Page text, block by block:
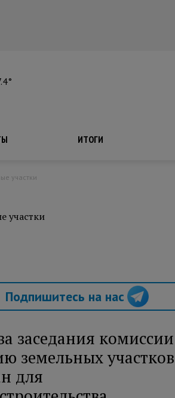
ИТОГИ
участки
участки
Подпишитесь на нас
заседания комиссии
земельных участков
для